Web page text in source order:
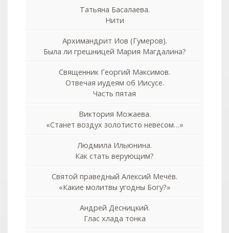
Татьяна Басалаева.
Нити
Архимандрит Иов (Гумеров).
Была ли грешницей Мария Магдалина?
Священник Георгий Максимов.
Отвечая иудеям об Иисусе.
Часть пятая
Виктория Можаева.
«Станет воздух золотисто невесом…»
Людмила Ильюнина.
Как стать верующим?
Святой праведный Алексий Мечёв.
«Какие молитвы угодны Богу?»
Андрей Десницкий.
Глас хлада тонка